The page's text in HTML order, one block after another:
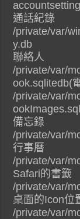
通話紀錄
/private/var/
y.db
聯絡人
/private/var/
ook.sqlitedb(
/private/var/
備忘錄
/private/var/
行事曆
/private/var/
Safari的書籤
/private/var/
桌面的Icon位
/private/var/